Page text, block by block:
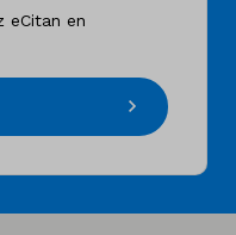
eCitan en